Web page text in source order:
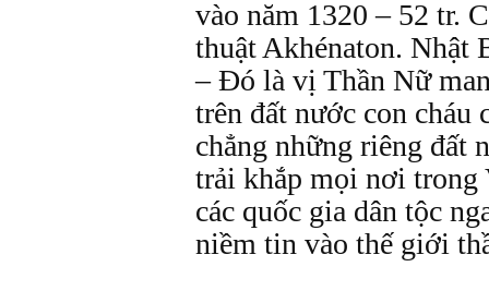
vào năm 1320 – 52 tr.
thuật Akhénaton. Nhật
– Đó là vị Thần Nữ
trên đất nước con cháu
chẳng những riêng đất
trải khắp mọi nơi trong
các quốc gia dân tộc
niềm tin vào thế giới